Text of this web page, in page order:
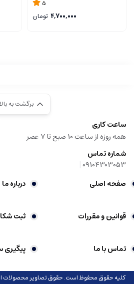
5
4,700,000 تومان
برگشت به بالا
ساعت کاری
همه روزه از ساعت 10 صبح تا 7 عصر
شماره تماس
09104303053
|
صفحه اصلی درباره ما
قوانین و مقررات ثبت
تماس با ما
کلیه حقوق محفوظ است. حقوق تصاویر محصولات